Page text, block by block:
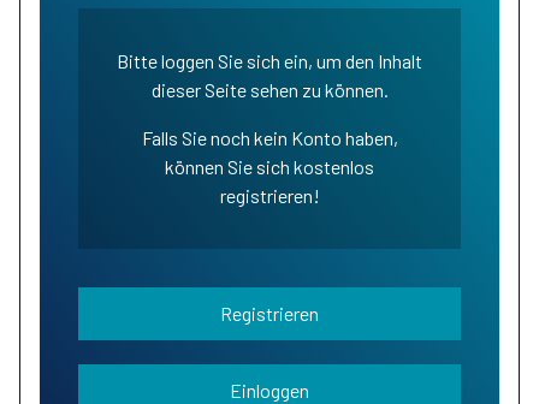
Bitte loggen Sie sich ein, um den Inhalt
dieser Seite sehen zu können.
Falls Sie noch kein Konto haben,
können Sie sich kostenlos
registrieren!
Registrieren
Einloggen